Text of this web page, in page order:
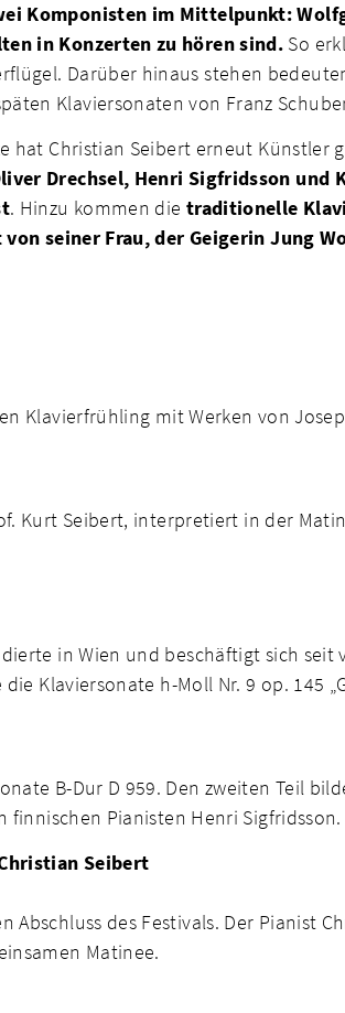
Komponisten im Mittelpunkt:
in Konzerten zu hören sind. So
Darüber hinaus stehen
Klaviersonaten von Franz
Christian Seibert erneut Künstler
Drechsel, Henri Sigfridsson
. Hinzu kommen die traditionelle
seiner Frau, der Geigerin Jung
Klavierfrühling mit Werken von
Kurt Seibert, interpretiert in der
in Wien und beschäftigt sich
Klaviersonate h-Moll Nr. 9 op. 145
B-Dur D 959. Den zweiten Teil
Pianisten Henri Sigfridsson.
Seibert
des Festivals. Der Pianist
Matinee.